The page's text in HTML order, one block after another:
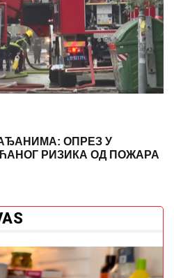
ОПРЕЗ У
РИЗИКА ОД ПОЖАРА